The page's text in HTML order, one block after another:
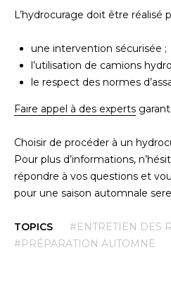
L’hydrocurage doit être réalisé
une intervention sécurisée ;
l’utilisation de camions
le respect des normes
Faire appel à des experts
Choisir de procéder à un
Pour plus d’informations,
répondre à vos questions et
pour une saison automnale
TOPICS #ENTRETIEN DES
#PRÉPARATION AUTOMNE